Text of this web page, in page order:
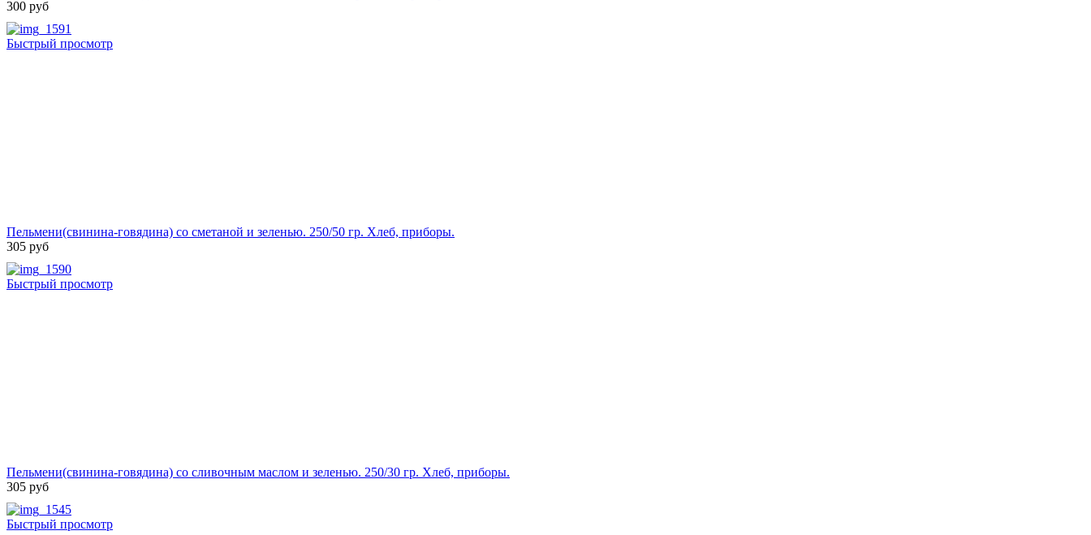
300 руб
Быстрый просмотр
Пельмени(свинина-говядина) со сметаной и зеленью. 250/50 гр. Хлеб, приборы.
305 руб
Быстрый просмотр
Пельмени(свинина-говядина) со сливочным маслом и зеленью. 250/30 гр. Хлеб, приборы.
305 руб
Быстрый просмотр